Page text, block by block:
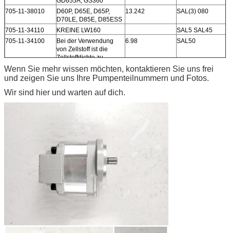
705-11-38010
D60P, D65E, D65P,
D70LE, D85E, D85ESS
13.242 SAL(3) 080
705-11-34110 KREINE LW160
SAL5 SAL45
705-11-34100
Bei der Verwendung
von Zellstoff ist die
Zellstoffdichte zu
messen.
6.98 SAL50
705-11-33011
Die in Absatz 1
Buchstabe b genannten
Anforderungen gelten
nicht für die Berechnung
6.56
BULDOZER D455A
RADENLADER WA50
705-11-26010
Ausgrabungsmaschinen
D85A, D85C, D85E,
D85P
Wenn Sie mehr wissen möchten, kontaktieren Sie uns frei
und zeigen Sie uns Ihre Pumpenteilnummern und Fotos.
Wir sind hier und warten auf dich.